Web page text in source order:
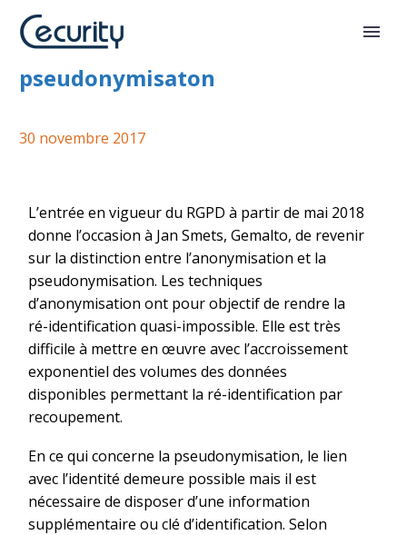
Anonymisation et
pseudonymisaton
30 novembre 2017
L’entrée en vigueur du RGPD à partir de mai 2018
donne l’occasion à Jan Smets, Gemalto, de revenir
sur la distinction entre l’anonymisation et la
pseudonymisation. Les techniques
d’anonymisation ont pour objectif de rendre la
ré-identification quasi-impossible. Elle est très
difficile à mettre en œuvre avec l’accroissement
exponentiel des volumes des données
disponibles permettant la ré-identification par
recoupement.
En ce qui concerne la pseudonymisation, le lien
avec l’identité demeure possible mais il est
nécessaire de disposer d’une information
supplémentaire ou clé d’identification. Selon